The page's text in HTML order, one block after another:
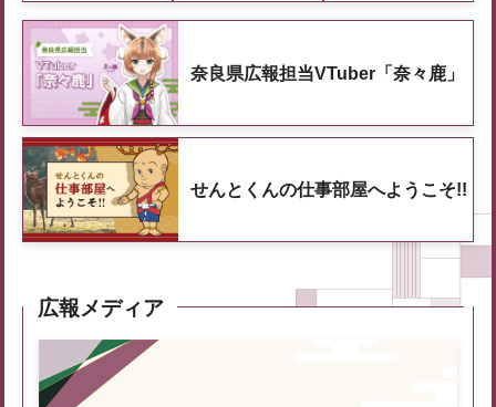
奈良県広報担当VTuber「奈々鹿」
せんとくんの仕事部屋へようこそ!!
広報メディア